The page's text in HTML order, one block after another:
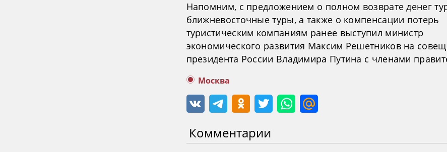
Напомним, с предложением о полном возврате денег
ближневосточные туры, а также о компенсации потерь
туристическим компаниям ранее выступил министр
экономического развития Максим Решетников на
президента России Владимира Путина с членами
Москва
Комментарии